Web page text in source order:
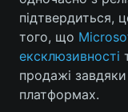
Економіка
Техно і зв'язок
підтвердиться,
того, що
ексклюзивності
продажі
платформах.